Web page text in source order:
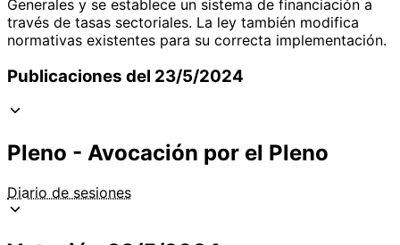
Generales y se establece un sistema de financiación a
través de tasas sectoriales. La ley también modifica
normativas existentes para su correcta implementación.
Publicaciones del 23/5/2024
Pleno - Avocación por el Pleno
Diario de sesiones